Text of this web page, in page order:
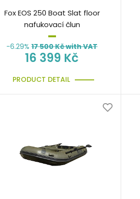
Fox EOS 250 Boat Slat floor
nafukovací člun
-6.29% 17 500Kč with VAT
16 399 Kč
PRODUCT DETAIL